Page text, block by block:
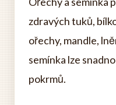
zdravých tuků,
ořechy, mandle,
semínka lze
pokrmů.